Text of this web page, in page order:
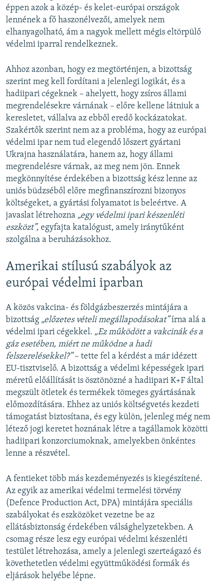
éppen azok a közép- és kelet-európai országok
lennének a fő haszonélvezői, amelyek nem
elhanyagolható, ám a nagyok mellett mégis eltörpülő
védelmi iparral rendelkeznek.
Ahhoz azonban, hogy ez megtörténjen, a bizottság
szerint meg kell fordítani a jelenlegi logikát, és a
hadiipari cégeknek – ahelyett, hogy zsíros állami
megrendelésekre várnának – előre kellene látniuk a
keresletet, vállalva az ebből eredő kockázatokat.
Szakértők szerint nem az a probléma, hogy az európai
védelmi ipar nem tud elegendő lőszert gyártani
Ukrajna használatára, hanem az, hogy állami
megrendelésre várnak, az meg nem jön. Ennek
megkönnyítése érdekében a bizottság kész lenne az
uniós büdzséből előre megfinanszírozni bizonyos
költségeket, a gyártási folyamatot is beleértve. A
javaslat létrehozna „egy védelmi ipari készenléti
eszközt”, egyfajta katalógust, amely iránytűként
szolgálna a beruházásokhoz.
Amerikai stílusú szabályok az
európai védelmi iparban
A közös vakcina- és földgázbeszerzés mintájára a
bizottság „előzetes vételi megállapodásokat”írna alá a
védelmi ipari cégekkel. „Ez működött a vakcinák és a
gáz esetében, miért ne működne a hadi
felszerelésekkel?”– tette fel a kérdést a már idézett
EU-tisztviselő. A bizottság a védelmi képességek ipari
méretű előállítását is ösztönözné a hadiipari K+F által
megszült ötletek és termékek tömeges gyártásának
előmozdítására. Ehhez az uniós költségvetés kezdeti
támogatást biztosítana, és egy külön, jelenleg még nem
létező jogi keretet hoznának létre a tagállamok közötti
hadiipari konzorciumoknak, amelyekben önkéntes
lenne a részvétel.
A fentieket több más kezdeményezés is kiegészítené.
Az egyik az amerikai védelmi termelési törvény
(Defence Production Act, DPA) mintájára speciális
szabályokat és eszközöket vezetne be az
ellátásbiztonság érdekében válsághelyzetekben. A
csomag része lesz egy európai védelmi készenléti
testület létrehozása, amely a jelenlegi szerteágazó és
követhetetlen védelmi együttműködési formák és
eljárások helyébe lépne.